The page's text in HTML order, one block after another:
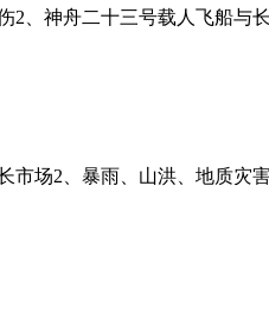
2、神舟二十三号载人飞船与
场2、暴雨、山洪、地质灾